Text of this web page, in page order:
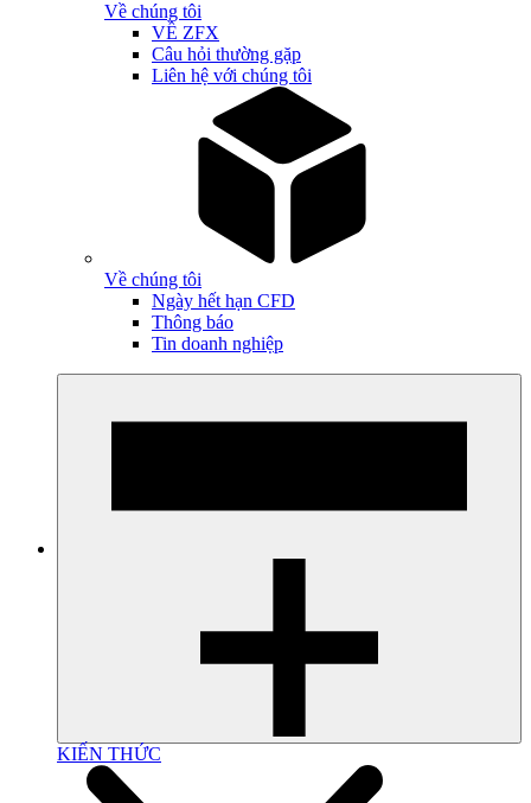
Về chúng tôi
VỀ ZFX
Câu hỏi thường gặp
Liên hệ với chúng tôi
Về chúng tôi
Ngày hết hạn CFD
Thông báo
Tin doanh nghiệp
KIẾN THỨC